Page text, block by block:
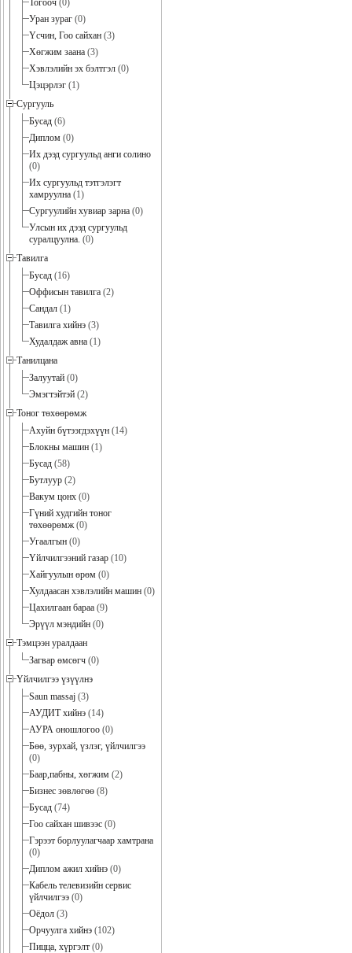
Тогооч (0)
Уран зураг (0)
Үсчин, Гоо сайхан (3)
Хөгжим заана (3)
Хэвлэлийн эх бэлтгэл (0)
Цэцэрлэг (1)
Сургууль
Бусад (6)
Диплом (0)
Их дээд сургуульд анги солино
(0)
Их сургуульд тэтгэлэгт
хамруулна (1)
Сургуулийн хувиар зарна (0)
Улсын их дээд сургуульд
суралцуулна. (0)
Тавилга
Бусад (16)
Оффисын тавилга (2)
Сандал (1)
Тавилга хийнэ (3)
Худалдаж авна (1)
Танилцана
Залуутай (0)
Эмэгтэйтэй (2)
Тоног төхөөрөмж
Ахуйн бүтээгдэхүүн (14)
Блокны машин (1)
Бусад (58)
Бутлуур (2)
Вакум цонх (0)
Гүний худгийн тоног
төхөөрөмж(0)
Угаалгын (0)
Үйлчилгээний газар (10)
Хайгуулын өрөм (0)
Хулдаасан хэвлэлийн машин (0)
Цахилгаан бараа (9)
Эрүүл мэндийн (0)
Тэмцээн уралдаан
Загвар өмсөгч (0)
Үйлчилгээ үзүүлнэ
Saun massaj (3)
АУДИТ хийнэ (14)
АУРА оношлогоо (0)
Бөө, зурхай, үзлэг, үйлчилгээ
(0)
Баар,пабны, хөгжим (2)
Бизнес зөвлөгөө (8)
Бусад (74)
Гоо сайхан шивээс (0)
Гэрээт борлуулагчаар хамтрана
(0)
Диплом ажил хийнэ (0)
Кабель телевизийн сервис
үйлчилгээ (0)
Оёдол (3)
Орчуулга хийнэ (102)
Пицца, хүргэлт (0)